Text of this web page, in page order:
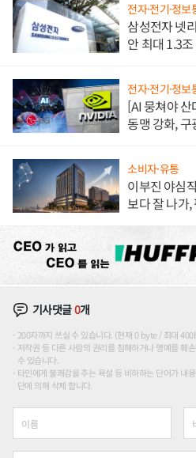
전자·전기·정보
삼성전자 넷
안 최대 1.3
전자·전기·정보
[AI 뭉쳐야
동맹 강화, 구
소비자·유통
이부진 야심
보다 잘 나가,
기사댓글0개
200자까지 쓰실 수 있습니다. (현재 0 byte / 최대
저작권 등 다른 사람의 권리를 침해하거나 명예를 훼
수 있습니다.
타인에게 불쾌감을 주는 욕설 등 비하하는 단어가 내
단에 의해 삭제 합니다.